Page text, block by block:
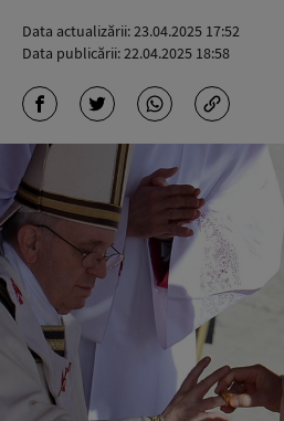
Data actualizării:23.04.2025 17:52
Data publicării:22.04.2025 18:58